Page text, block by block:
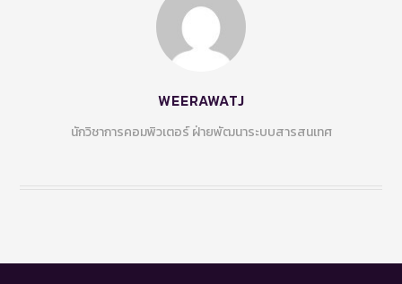
WEERAWATJ
นักวิชาการคอมพิวเตอร์ ฝ่ายพัฒนาระบบสารสนเทศ